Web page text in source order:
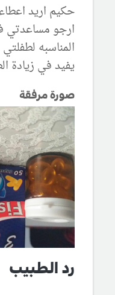
حكيم اريد
ارجو مساعدتي
المناسبه
يفيد في زيادة
صورة مرفقة
رد الطبيب